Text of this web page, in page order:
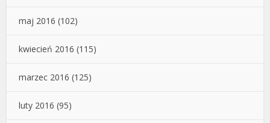
maj 2016 (102)
kwiecień 2016 (115)
marzec 2016 (125)
luty 2016 (95)